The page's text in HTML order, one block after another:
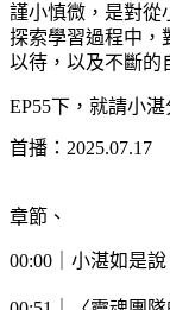
謹小慎微，是對從
探索學習過程中，
以待，以及不斷的
EP55下，就請小
首播：2025.07.17
章節、
00:00｜小湛如是